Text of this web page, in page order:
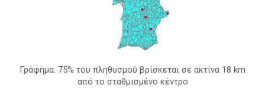
Γράφημα. 75% του πληθυσμού βρίσκεται σε ακτίνα 18 km
από το σταθμισμένο κέντρο